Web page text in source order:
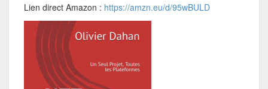
Lien direct Amazon : https://amzn.eu/d/95wBULD